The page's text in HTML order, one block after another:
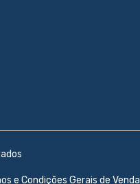
e Condições Gerais de Venda